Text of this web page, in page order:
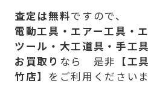
査定は無料ですので、
電動工具・エアー工具・
ツール・大工道具・手工具
お買取り なら 是非【工
竹店】 をご利用くださいま